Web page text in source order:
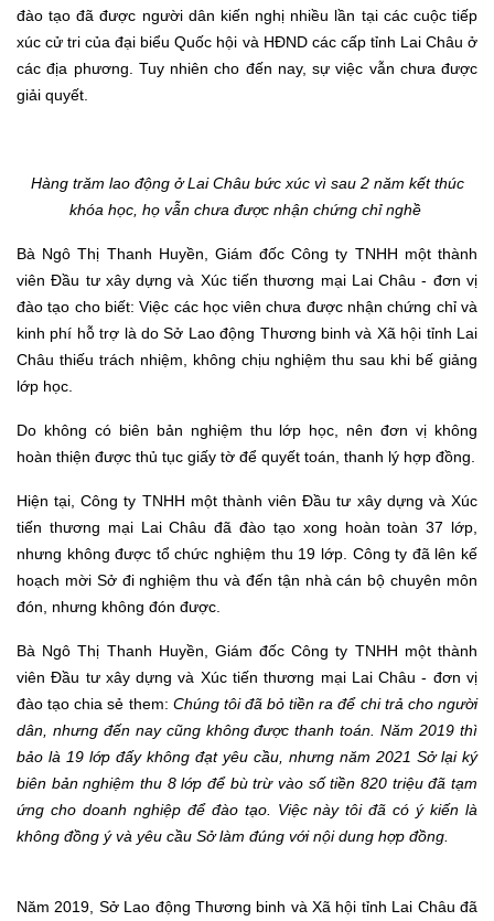
đào tạo đã được người dân kiến nghị nhiều lần tại các cuộc tiếp
xúc cử tri của đại biểu Quốc hội và HĐND các cấp tỉnh Lai Châu ở
các địa phương. Tuy nhiên cho đến nay, sự việc vẫn chưa được
giải quyết.
Hàng trăm lao động ở Lai Châu bức xúc vì sau 2 năm kết thúc
khóa học, họ vẫn chưa được nhận chứng chỉ nghề
Bà Ngô Thị Thanh Huyền, Giám đốc Công ty TNHH một thành
viên Đầu tư xây dựng và Xúc tiến thương mại Lai Châu - đơn vị
đào tạo cho biết: Việc các học viên chưa được nhận chứng chỉ và
kinh phí hỗ trợ là do Sở Lao động Thương binh và Xã hội tỉnh Lai
Châu thiếu trách nhiệm, không chịu nghiệm thu sau khi bế giảng
lớp học.
Do không có biên bản nghiệm thu lớp học, nên đơn vị không
hoàn thiện được thủ tục giấy tờ để quyết toán, thanh lý hợp đồng.
Hiện tại,Công ty TNHH một thành viên Đầu tư xây dựng và Xúc
tiến thương mại Lai Châu đã đào tạo xong hoàn toàn 37 lớp,
nhưng không được tổ chức nghiệm thu 19 lớp. Công ty đã lên kế
hoạch mời Sở đi nghiệm thu và đến tận nhà cán bộ chuyên môn
đón, nhưng không đón được.
Bà Ngô Thị Thanh Huyền, Giám đốc Công ty TNHH một thành
viên Đầu tư xây dựng và Xúc tiến thương mại Lai Châu - đơn vị
đào tạo chia sẻ them: Chúng tôi đã bỏ tiền ra để chi trả cho người
dân, nhưng đến nay cũng không được thanh toán. Năm 2019 thì
bảo là 19 lớp đấy không đạt yêu cầu, nhưng năm 2021 Sở lại ký
biên bản nghiệm thu 8 lớp để bù trừ vào số tiền 820 triệu đã tạm
ứng cho doanh nghiệp để đào tạo. Việc này tôi đã có ý kiến là
không đồng ý và yêu cầu Sở làm đúng với nội dung hợp đồng.
Năm 2019, Sở Lao động Thương binh và Xã hội tỉnh Lai Châu đã